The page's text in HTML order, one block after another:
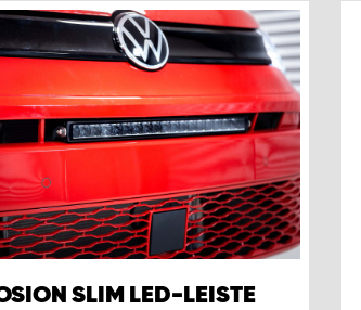
SLIM LED-LEISTE